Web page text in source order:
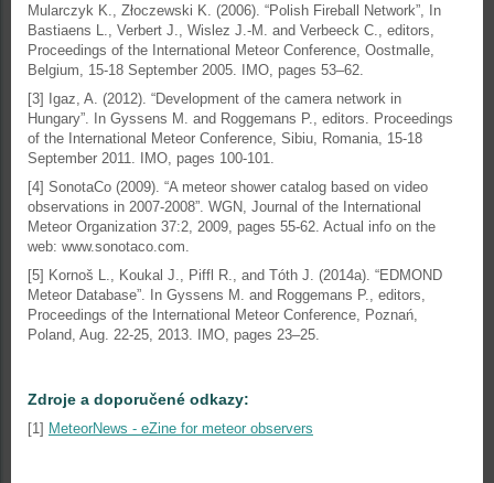
Mularczyk K., Złoczewski K. (2006). “Polish Fireball Network”, In
Bastiaens L., Verbert J., Wislez J.-M. and Verbeeck C., editors,
Proceedings of the International Meteor Conference, Oostmalle,
Belgium, 15-18 September 2005. IMO, pages 53–62.
[3] Igaz, A. (2012). “Development of the camera network in
Hungary”. In Gyssens M. and Roggemans P., editors. Proceedings
of the International Meteor Conference, Sibiu, Romania, 15-18
September 2011. IMO, pages 100-101.
[4] SonotaCo (2009). “A meteor shower catalog based on video
observations in 2007-2008”. WGN, Journal of the International
Meteor Organization 37:2, 2009, pages 55-62. Actual info on the
web: www.sonotaco.com.
[5] Kornoš L., Koukal J., Piffl R., and Tóth J. (2014a). “EDMOND
Meteor Database”. In Gyssens M. and Roggemans P., editors,
Proceedings of the International Meteor Conference, Poznań,
Poland, Aug. 22-25, 2013. IMO, pages 23–25.
Zdroje a doporučené odkazy:
[1] MeteorNews - eZine for meteor observers